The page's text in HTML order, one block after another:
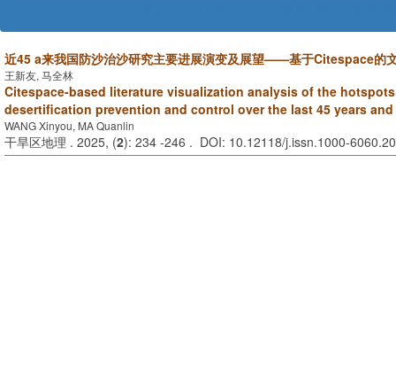
近45 a来我国防沙治沙研究主要进展演变及展望——基于Citespace的
王新友, 马全林
Citespace-based literature visualization analysis of the
desertification prevention and control over the last 45 years
WANG Xinyou, MA Quanlin
干旱区地理 . 2025, (2): 234 -246 . DOI: 10.12118/j.issn.1000-